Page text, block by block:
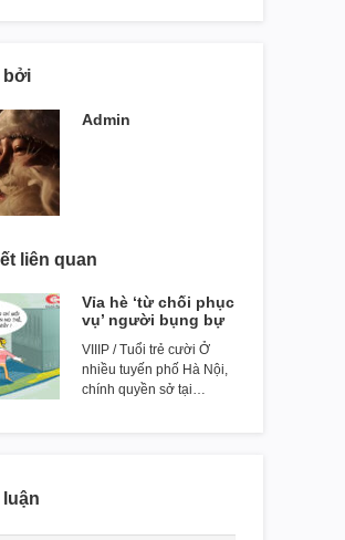
bởi
Admin
liên quan
Vỉa hè ‘từ chối phục
vụ’ người bụng bự
VIIIP / Tuổi trẻ cười Ở
nhiều tuyến phố Hà Nội,
chính quyền sở tại…
luận